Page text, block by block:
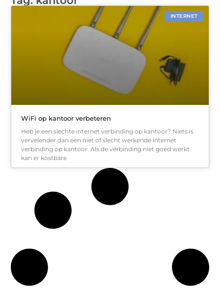
INTERNET
WiFi op kantoor verbeteren
Heb je een slechte internet verbinding op kantoor? Niets is
vervelender dan een niet of slecht werkende internet
verbinding op kantoor. Als de verbinding niet goed werkt
kan er kostbare